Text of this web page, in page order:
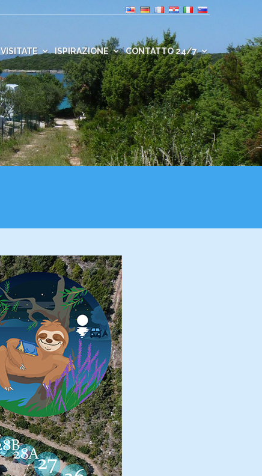
VISITATE ISPIRAZIONE CONTATTO 24/7